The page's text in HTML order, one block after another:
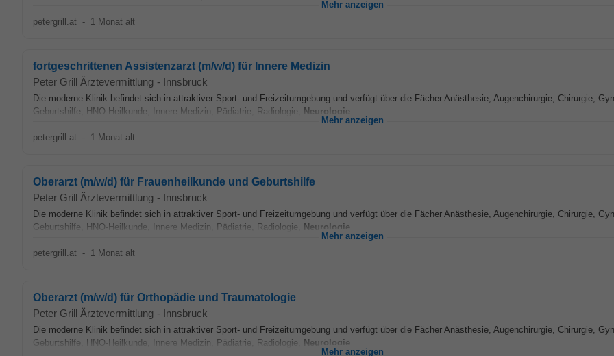
Mehr anzeigen
petergrill.at - 1 Monat alt
fortgeschrittenen Assistenzarzt (m/w/d) für Innere Medizin
Peter Grill Ärztevermittlung - Innsbruck
Die moderne Klinik befindet sich in attraktiver Sport- und Freizeitumgebung und verfügt über die Fächer Anästhesie, Augenchirurgie, Chirurgie,
Geburtshilfe, HNO-Heilkunde, Innere Medizin, Pädiatrie, Radiologie, Neurologie
Mehr anzeigen
petergrill.at - 1 Monat alt
Oberarzt (m/w/d) für Frauenheilkunde und Geburtshilfe
Peter Grill Ärztevermittlung - Innsbruck
Die moderne Klinik befindet sich in attraktiver Sport- und Freizeitumgebung und verfügt über die Fächer Anästhesie, Augenchirurgie, Chirurgie,
Geburtshilfe, HNO-Heilkunde, Innere Medizin, Pädiatrie, Radiologie, Neurologie
Mehr anzeigen
petergrill.at - 1 Monat alt
Oberarzt (m/w/d) für Orthopädie und Traumatologie
Peter Grill Ärztevermittlung - Innsbruck
Die moderne Klinik befindet sich in attraktiver Sport- und Freizeitumgebung und verfügt über die Fächer Anästhesie, Augenchirurgie, Chirurgie,
Geburtshilfe, HNO-Heilkunde, Innere Medizin, Pädiatrie, Radiologie, Neurologie
Mehr anzeigen